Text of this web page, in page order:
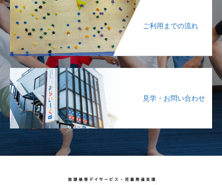
ご利用までの流れ
見学・お問い合わせ